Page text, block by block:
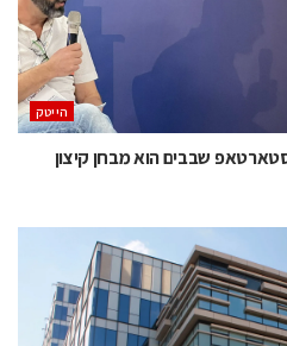
הייטק
שבבים הוא מבחן קיצון